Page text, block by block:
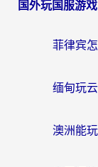
国外玩国服游戏